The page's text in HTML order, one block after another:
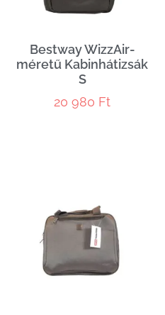
Bestway WizzAir-
méretű Kabinhátizsák
S
20 980 Ft